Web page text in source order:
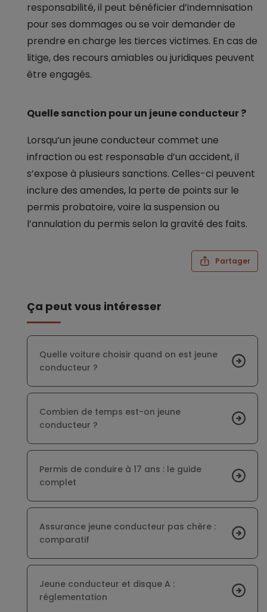
responsabilité, il peut bénéficier d’indemnisation
pour ses dommages ou se voir demander de
prendre en charge les tierces victimes. En cas de
litige, des recours amiables ou juridiques peuvent
être engagés.
Quelle sanction pour un jeune conducteur ?
Lorsqu’un jeune conducteur commet une
infraction ou est responsable d’un accident, il
s’expose à plusieurs sanctions. Celles-ci peuvent
inclure des amendes, la perte de points sur le
permis probatoire, voire la suspension ou
l’annulation du permis selon la gravité des faits.
Partager
Ça peut vous intéresser
Quelle voiture choisir quand on est jeune
conducteur ?
Combien de temps est-on jeune
conducteur ?
Permis de conduire à 17 ans : le guide
complet
Assurance jeune conducteur pas chère :
comparatif
Jeune conducteur et disque A :
réglementation